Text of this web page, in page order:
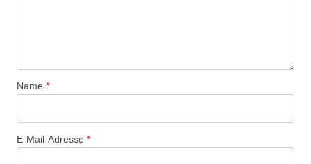
Name *
E-Mail-Adresse *